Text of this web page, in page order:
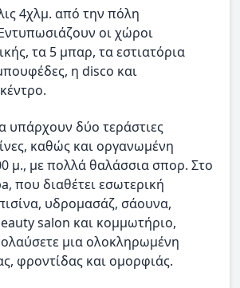
4χλμ. από την πόλη
οι χώροι
τα 5 μπαρ, τα εστιατόρια
η disco και
υπάρχουν δύο τεράστιες
καθώς και οργανωμένη
μ., με πολλά θαλάσσια σπορ. Στο
που διαθέτει εσωτερική
υδρομασάζ, σάουνα,
salon και κομμωτήριο,
μια ολοκληρωμένη
φροντίδας και ομορφιάς.